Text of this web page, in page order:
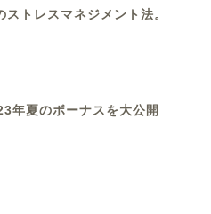
ストレスマネジメント法。
年夏のボーナスを大公開